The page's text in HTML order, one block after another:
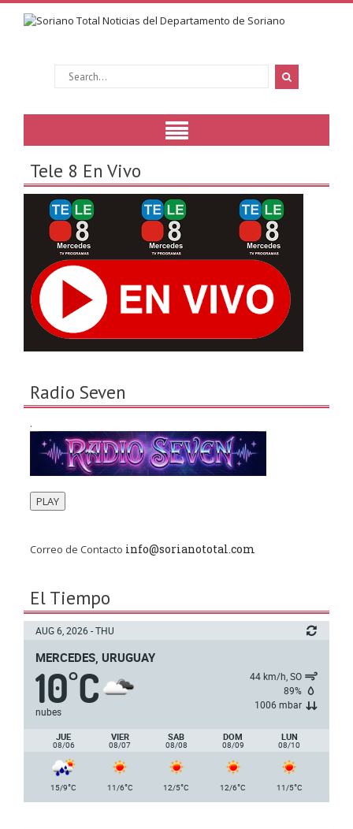
Tele 8 En Vivo
Radio Seven
.
PLAY
Correo de Contacto info@sorianototal.com
El Tiempo
AUG 6, 2026 - THU
MERCEDES, URUGUAY
10°C
nubes
44 km/h, SO
89%
1006 mbar
JUE
08/06
VIER
08/07
SAB
08/08
DOM
08/09
LUN
08/10
15/9°C 11/6°C 12/5°C 12/6°C 11/5°C